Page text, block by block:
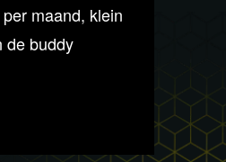
maand, klein
de buddy